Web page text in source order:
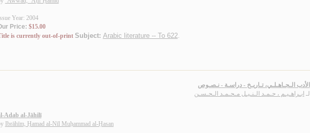
Issue Year: 2004
Price: $15.00
is currently out-of-print Subject: Arabic literature -- To 622.
الأدب الـجـاهـلـي، تـاريـخ - دراسـة - نـصـوص
لـ ابـراهـيـم ، حـمـد الـنـيـل مـحـمـد الـحـسـن
Adab al-Jāhilī
Ibrāhīm, Ḥamad al-Nīl Muḥammad al-Ḥasan